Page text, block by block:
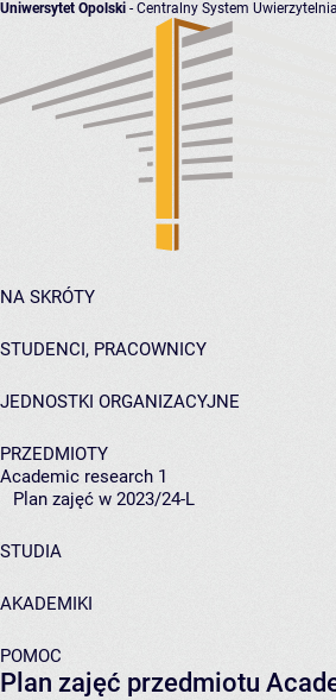
Uniwersytet Opolski - Centralny System
NA SKRÓTY
STUDENCI, PRACOWNICY
JEDNOSTKI ORGANIZACYJNE
PRZEDMIOTY
Academic research 1
Plan zajęć w 2023/24-L
STUDIA
AKADEMIKI
POMOC
Plan zajęć przedmiotu